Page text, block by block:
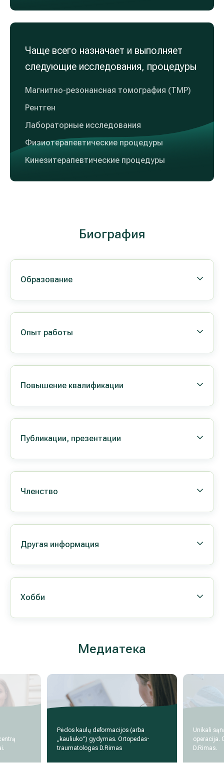
Чаще всего назначает и выполняет
следующие исследования, процедуры
Mагнитно-резонансная томография (ТМР)
Pентген
Лабораторные исследования
Физиотерапевтические процедуры
Kинезитерапевтические процедуры
Биография
Образование
Опыт работы
Повышение квалификации
Публикации, презентации
Членство
Другая информация
Хобби
Медиатека
Pėdos kaulų deformacijos (arba
„kauliuko") gydymas. Ortopedas-
traumatologas D.Rimas
Unikali
operacija.
D.Rimas.